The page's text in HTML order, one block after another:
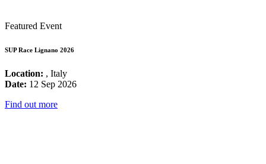
Featured Event
SUP Race Lignano 2026
Location: , Italy
Date: 12 Sep 2026
Find out more